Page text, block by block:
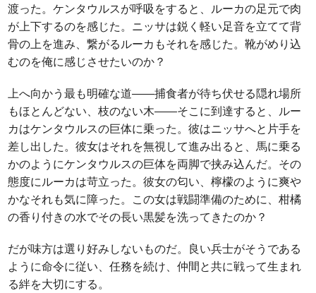
渡った。ケンタウルスが呼吸をすると、ルーカの足元で肉
が上下するのを感じた。ニッサは鋭く軽い足音を立てて背
骨の上を進み、繋がるルーカもそれを感じた。靴がめり込
むのを俺に感じさせたいのか？
上へ向かう最も明確な道――捕食者が待ち伏せる隠れ場所
もほとんどない、枝のない木――そこに到達すると、ルー
カはケンタウルスの巨体に乗った。彼はニッサへと片手を
差し出した。彼女はそれを無視して進み出ると、馬に乗る
かのようにケンタウルスの巨体を両脚で挟み込んだ。その
態度にルーカは苛立った。彼女の匂い、檸檬のように爽や
かなそれも気に障った。この女は戦闘準備のために、柑橘
の香り付きの水でその長い黒髪を洗ってきたのか？
だが味方は選り好みしないものだ。良い兵士がそうである
ように命令に従い、任務を続け、仲間と共に戦って生まれ
る絆を大切にする。